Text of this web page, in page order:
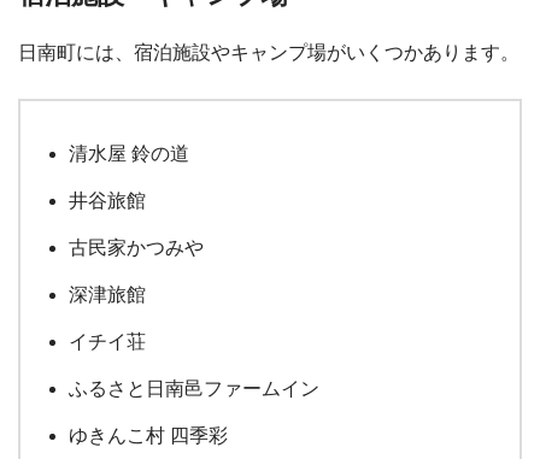
日南町には、宿泊施設やキャンプ場がいくつかあります。
清水屋 鈴の道
井谷旅館
古民家かつみや
深津旅館
イチイ荘
ふるさと日南邑ファームイン
ゆきんこ村 四季彩